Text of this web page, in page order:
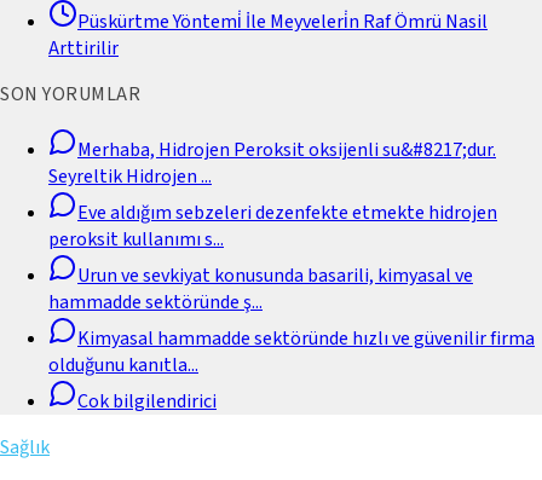
Püskürtme Yöntemi̇ İle Meyveleri̇n Raf Ömrü Nasil
Arttirilir
SON YORUMLAR
Merhaba, Hidrojen Peroksit oksijenli su&#8217;dur.
Seyreltik Hidrojen...
Eve aldığım sebzeleri dezenfekte etmekte hidrojen
peroksit kullanımı s...
Urun ve sevkiyat konusunda basarili, kimyasal ve
hammadde sektöründe ş...
Kimyasal hammadde sektöründe hızlı ve güvenilir firma
olduğunu kanıtla...
Cok bilgilendirici
Sağlık